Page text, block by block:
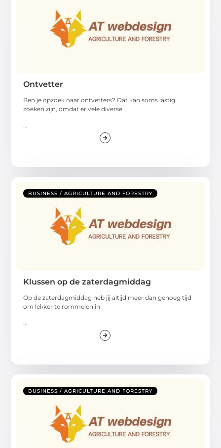
Ontvetter
Ben je opzoek naar ontvetters? Dat kan soms lastig
zoeken zijn, omdat er vele diverse
BUSINESS / AGRICULTURE AND FORESTRY
Klussen op de zaterdagmiddag
Op de zaterdagmiddag heb jij altijd meer dan genoeg tijd
om lekker te rommelen in
BUSINESS / AGRICULTURE AND FORESTRY